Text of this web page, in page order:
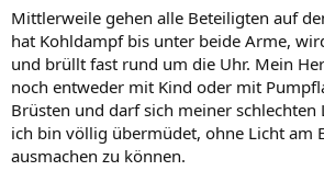
Mittlerweile gehen alle Beteiligten auf
hat Kohldampf bis unter beide Arme,
und brüllt fast rund um die Uhr. Mein
noch entweder mit Kind oder mit
Brüsten und darf sich meiner schlechten
ich bin völlig übermüdet, ohne Licht am
ausmachen zu können.